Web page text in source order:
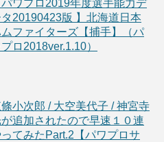
パワプロ2019年度選手能力デ
タ20190423版 】北海道日本
ファイターズ【捕手】（パ
プロ2018ver.1.10）
小次郎 / 大空美代子 / 神宮寺
追加されたので早速１０連
てみたPart.2【パワプロサ